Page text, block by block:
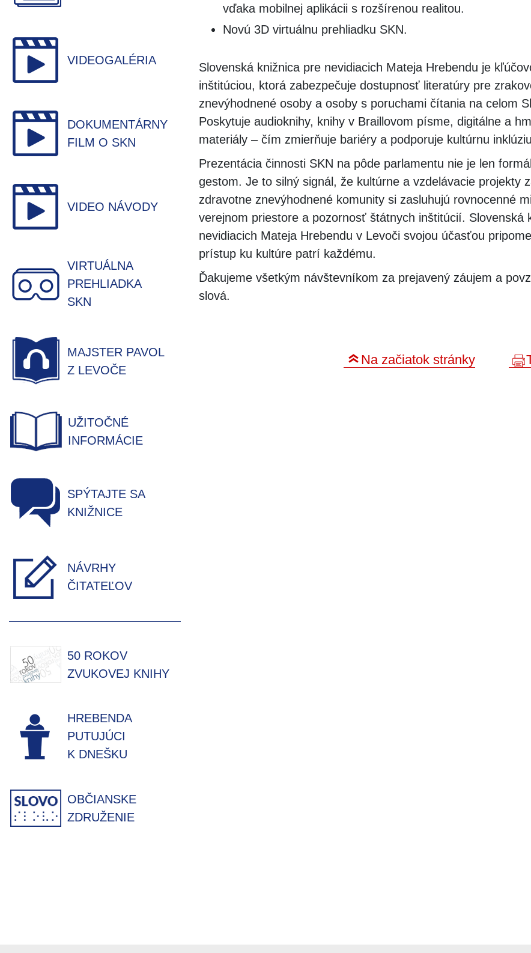
VIDEOGALÉRIA
DOKUMENTÁRNY
FILM O SKN
VIDEO NÁVODY
VIRTUÁLNA
PREHLIADKA
SKN
MAJSTER PAVOL
Z LEVOČE
UŽITOČNÉ
INFORMÁCIE
SPÝTAJTE SA
KNIŽNICE
NÁVRHY
ČITATEĽOV
50 ROKOV
ZVUKOVEJ KNIHY
HREBENDA
PUTUJÚCI
K DNEŠKU
OBČIANSKE
ZDRUŽENIE
vďaka mobilnej aplikácii s rozšírenou realitou.
Novú 3D virtuálnu prehliadku SKN.
Slovenská knižnica pre nevidiacich Mateja Hrebendu je
inštitúciou, ktorá zabezpečuje dostupnosť literatúry pre
znevýhodnené osoby a osoby s poruchami čítania na celom
Poskytuje audioknihy, knihy v Braillovom písme, digitálne a
materiály – čím zmierňuje bariéry a podporuje kultúrnu
Prezentácia činnosti SKN na pôde parlamentu nie je len
gestom. Je to silný signál, že kultúrne a vzdelávacie projekty
zdravotne znevýhodnené komunity si zasluhujú rovnocenné
verejnom priestore a pozornosť štátnych inštitúcií. Slovenská
nevidiacich Mateja Hrebendu v Levoči svojou účasťou
prístup ku kultúre patrí každému.
Ďakujeme všetkým návštevníkom za prejavený záujem a
slová.
Na začiatok stránky